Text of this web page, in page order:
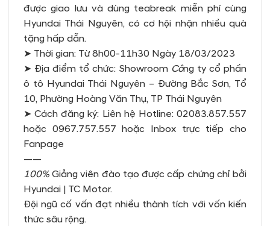
được giao lưu và dùng teabreak miễn phí cùng
Hyundai Thái Nguyên, có cơ hội nhận nhiều quà
tặng hấp dẫn.
➤ Thời gian: Từ 8h00-11h30 Ngày 18/03/2023
➤ Địa điểm tổ chức: Showroom Công ty cổ phần
ô tô Hyundai Thái Nguyên – Đường Bắc Sơn, Tổ
10, Phường Hoàng Văn Thụ, TP Thái Nguyên
➤ Cách đăng ký: Liên hệ Hotline: 02083.857.557
hoặc 0967.757.557 hoặc Inbox trực tiếp cho
Fanpage
——
100% Giảng viên đào tạo được cấp chứng chỉ bởi
Hyundai | TC Motor.
Đội ngũ cố vấn đạt nhiều thành tích với vốn kiến
thức sâu rộng.